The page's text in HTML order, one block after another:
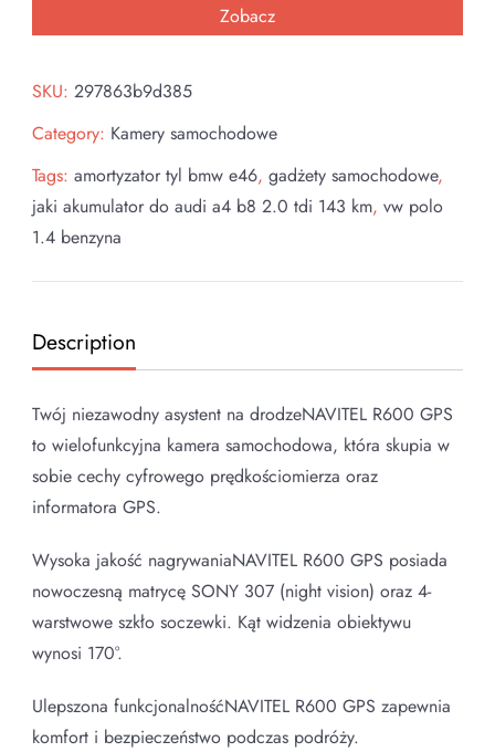
Zobacz
SKU: 297863b9d385
Category: Kamery samochodowe
Tags: amortyzator tyl bmw e46, gadżety samochodowe,
jaki akumulator do audi a4 b8 2.0 tdi 143 km, vw polo
1.4 benzyna
Description
Twój niezawodny asystent na drodzeNAVITEL R600 GPS
to wielofunkcyjna kamera samochodowa, która skupia w
sobie cechy cyfrowego prędkościomierza oraz
informatora GPS.
Wysoka jakość nagrywaniaNAVITEL R600 GPS posiada
nowoczesną matrycę SONY 307 (night vision) oraz 4-
warstwowe szkło soczewki. Kąt widzenia obiektywu
wynosi 170°.
Ulepszona funkcjonalnośćNAVITEL R600 GPS zapewnia
komfort i bezpieczeństwo podczas podróży.